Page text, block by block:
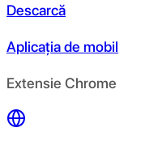
Descarcă
Aplicația de mobil
Extensie Chrome